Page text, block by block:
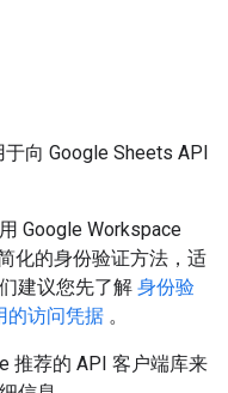
向 Google Sheets API
Google Workspace
化的身份验证方法，适
建议您先了解 身份验
的访问凭据 。
推荐的 API 客户端库来